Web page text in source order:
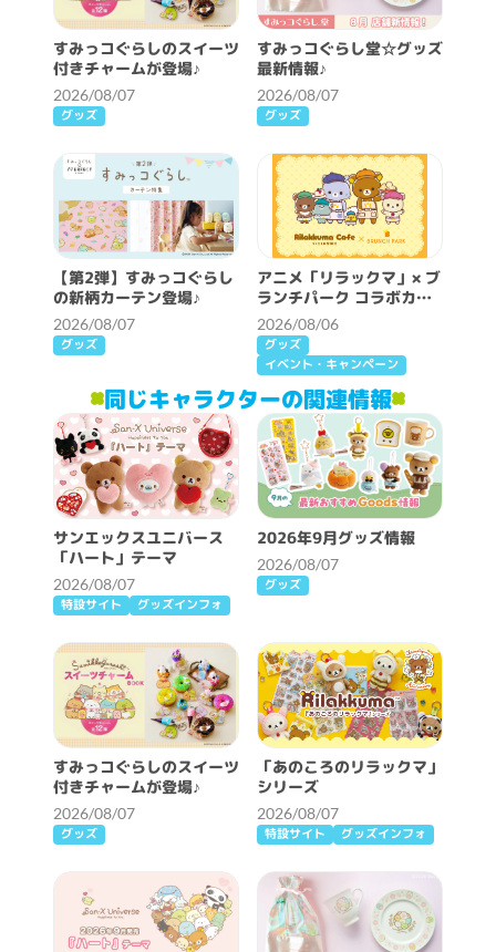
すみっコぐらしのスイーツ
付きチャームが登場♪
2026/08/07
グッズ
すみっコぐらし堂☆グッズ
最新情報♪
2026/08/07
グッズ
【第2弾】すみっコぐらし
の新柄カーテン登場♪
2026/08/07
グッズ
アニメ「リラックマ」× ブ
ランチパーク コラボカフ
ェ開催決定！
2026/08/06
グッズ
イベント・キャンペーン
同じキャラクターの関連情報
サンエックスユニバース
「ハート」テーマ
2026/08/07
特設サイト グッズインフォ
2026年9月グッズ情報
2026/08/07
グッズ
すみっコぐらしのスイーツ
付きチャームが登場♪
2026/08/07
グッズ
「あのころのリラックマ」
シリーズ
2026/08/07
特設サイト グッズインフォ